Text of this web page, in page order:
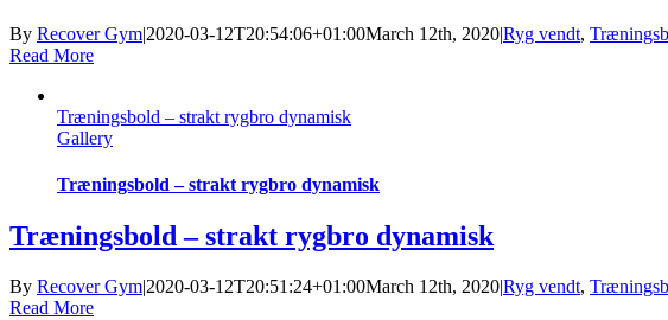
By Recover Gym|2020-03-12T20:54:06+01:00March 12th, 2020|Ryg vendt,
Read More
Træningsbold – strakt rygbro dynamisk
Gallery
Træningsbold – strakt rygbro dynamisk
Træningsbold – strakt rygbro dynamisk
By Recover Gym|2020-03-12T20:51:24+01:00March 12th, 2020|Ryg vendt,
Read More